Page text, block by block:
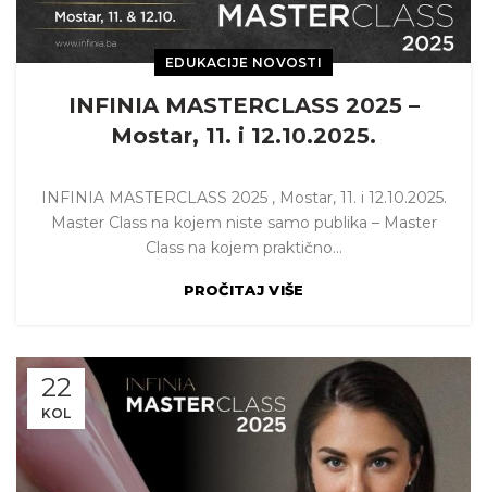
EDUKACIJE NOVOSTI
INFINIA MASTERCLASS 2025 –
Mostar, 11. i 12.10.2025.
INFINIA MASTERCLASS 2025 , Mostar, 11. i 12.10.2025.
Master Class na kojem niste samo publika – Master
Class na kojem praktično...
PROČITAJ VIŠE
22
KOL